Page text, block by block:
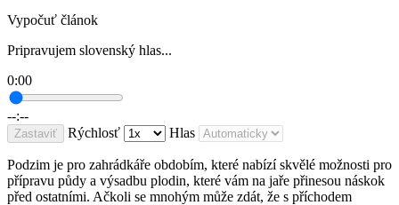
Vypočuť článok
Pripravujem slovenský hlas...
0:00
--:--
Zastaviť Rýchlosť Hlas
Podzim je pro zahrádkáře obdobím, které nabízí skvělé možnosti pro
přípravu půdy a výsadbu plodin, které vám na jaře přinesou náskok
před ostatními. Ačkoli se mnohým může zdát, že s příchodem